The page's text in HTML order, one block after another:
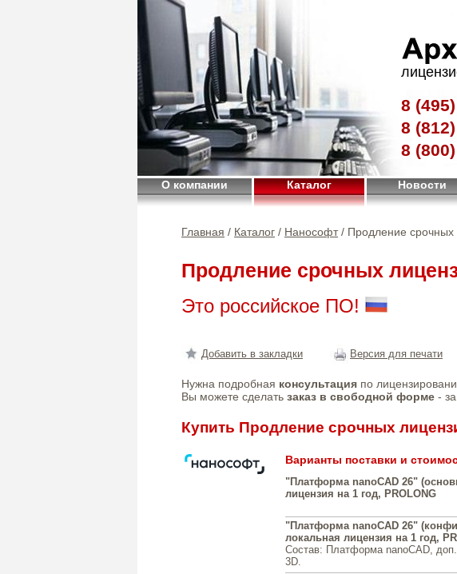
8 (495)
8 (812)
8 (800)
О компании Каталог Новости
Главная / Каталог / Нанософт/ Продление срочных
Продление срочных
Это российское ПО!
Добавить в закладки Версия для печати
Нужна подробная консультация по
Вы можете сделать заказ в свободной форме -
Купить Продление срочных
Варианты поставки и
"Платформа nanoCAD 26"
лицензия на 1 год, PROLONG
"Платформа nanoCAD 26"
локальная лицензия на 1 год,
Состав: Платформа nanoCAD,
3D.